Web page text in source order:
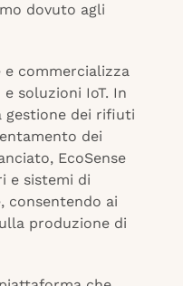
dovuto agli
e commercializza
e soluzioni IoT. In
gestione dei rifiuti
dei
EcoSense
e sistemi di
consentendo ai
produzione di